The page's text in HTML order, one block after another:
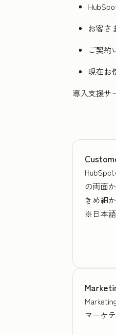
お客さ
ご契約
現在お
導入支援サ
の両面
きめ細
※日本
マーケ